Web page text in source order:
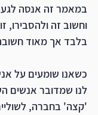
במאמר זה אנסה
וחשוב זה ולהסבירו,
בלבד אך מאוד
כשאנו שומעים על
לנו שמדובר אנשים
'קצה' בחברה,